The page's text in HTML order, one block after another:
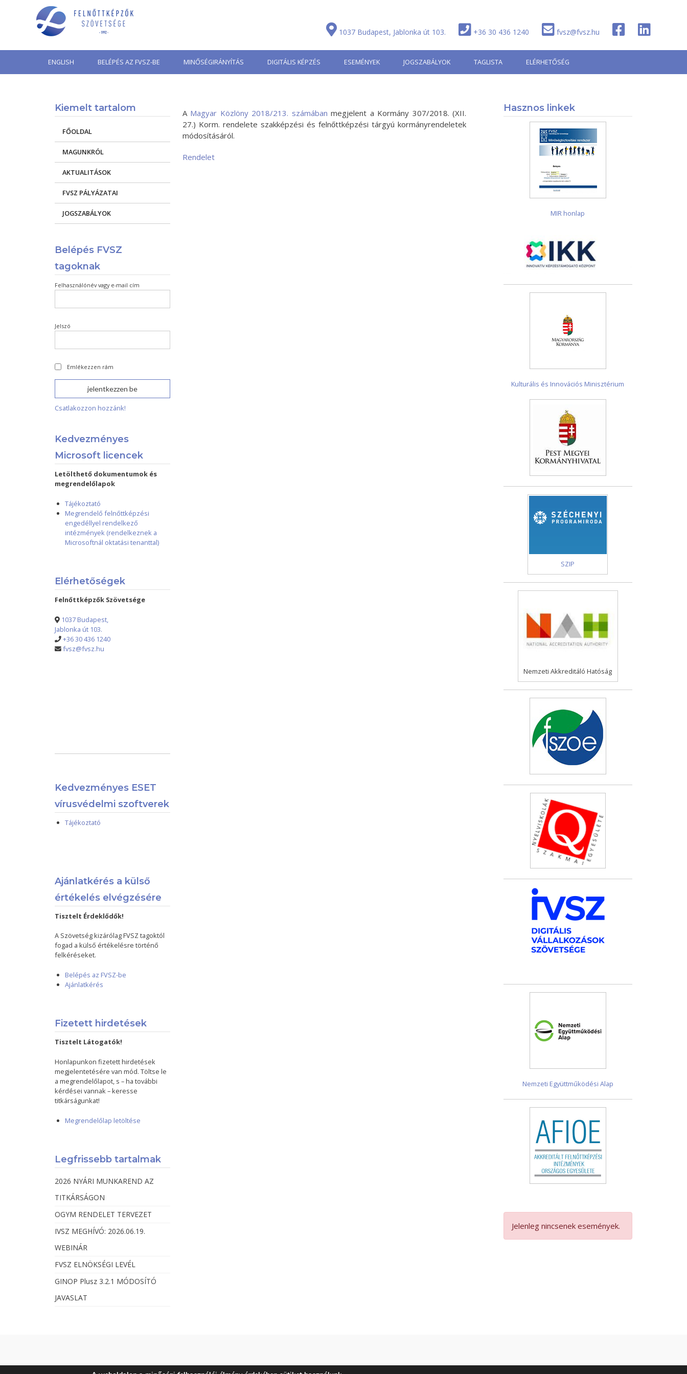
1037 Budapest, Jablonka út 103. +36 30 436 1240 fvsz@fvsz.hu
ENGLISH BELÉPÉS AZ FVSZ-BE MINŐSÉGIRÁNYÍTÁS DIGITÁLIS KÉPZÉS ESEMÉNYEK JOGSZABÁLYOK TAGLISTA ELÉRHETŐSÉG
A Magyar Közlöny 2018/213. számábanmegjelent a Kormány 307/2018. (XII.
27.) Korm. rendelete szakképzési és felnőttképzési tárgyú kormányrendeletek
módosításáról.
Rendelet
Kiemelt tartalom
FŐOLDAL
MAGUNKRÓL
AKTUALITÁSOK
FVSZ PÁLYÁZATAI
JOGSZABÁLYOK
Belépés FVSZ
tagoknak
Felhasználónév vagy e-mail cím
Jelszó
Emlékezzen rám
Csatlakozzon hozzánk!
Kedvezményes
Microsoft licencek
Letölthető dokumentumok és
megrendelőlapok
Tájékoztató
Megrendelő felnőttképzési
engedéllyel rendelkező
intézmények (rendelkeznek a
Microsoftnál oktatási tenanttal)
Elérhetőségek
Felnőttképzők Szövetsége
1037 Budapest,
Jablonka út 103.
+36 30 436 1240
fvsz@fvsz.hu
Kedvezményes ESET
vírusvédelmi szoftverek
Tájékoztató
Ajánlatkérés a külső
értékelés elvégzésére
Tisztelt Érdeklődők!
A Szövetség kizárólag FVSZ tagoktól
fogad a külső értékelésre történő
felkéréseket.
Belépés az FVSZ-be
Ajánlatkérés
Fizetett hirdetések
Tisztelt Látogatók!
Honlapunkon fizetett hirdetések
megjelentetésére van mód. Töltse le
a megrendelőlapot, s – ha további
kérdései vannak – keresse
titkárságunkat!
Megrendelőlap letöltése
Legfrissebb tartalmak
2026 NYÁRI MUNKAREND AZ
TITKÁRSÁGON
OGYM RENDELET TERVEZET
IVSZ MEGHÍVÓ: 2026.06.19.
WEBINÁR
FVSZ ELNÖKSÉGI LEVÉL
GINOP Plusz 3.2.1 MÓDOSÍTÓ
JAVASLAT
Hasznos linkek
MIR honlap
Kulturális és Innovációs Minisztérium
SZIP
Nemzeti Akkreditáló Hatóság
Nemzeti Együttműködési Alap
Jelenleg nincsenek események.